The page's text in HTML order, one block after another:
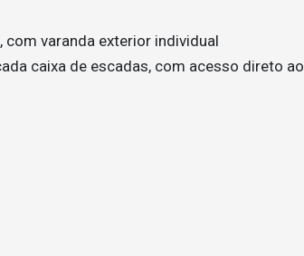
varanda exterior individual
caixa de escadas, com acesso direto ao